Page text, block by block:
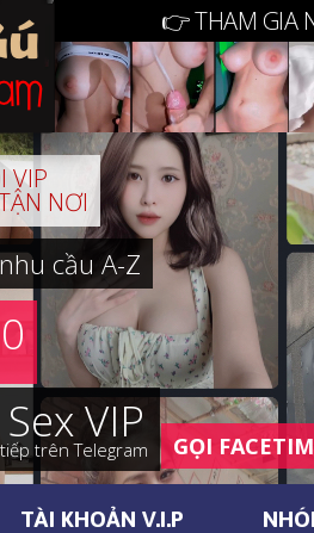
👉 THAM GIA
VIP
NƠI
cầu A-Z
VIP
trên Telegram GỌI
TÀI KHOẢN V.I.P